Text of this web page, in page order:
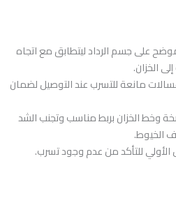
على جسم الرداد ليتطابق مع اتجاه
الخزان.
مانعة للتسرب عند التوصيل لضمان
وخط الخزان بربط مناسب وتجنب الشد
الخيوط.
الأولي للتأكد من عدم وجود تسرب.